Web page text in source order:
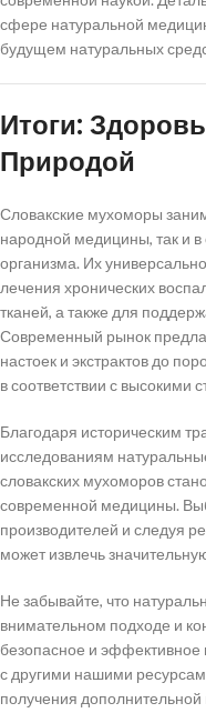
сфере натуральной
будущем натуральных
Итоги:
Природой
Словакские мухоморы
народной медицины, так и
организма. Их
лечения хронических
тканей, а также для
Современный рынок
настоек и экстрактов до
в соответствии с высокими
Благодаря историческим
исследованиям
словакских мухоморов
современной медицины.
производителей и следуя
может извлечь
Не забывайте, что
внимательном подходе и
безопасное и эффективное
с другими нашими
получения